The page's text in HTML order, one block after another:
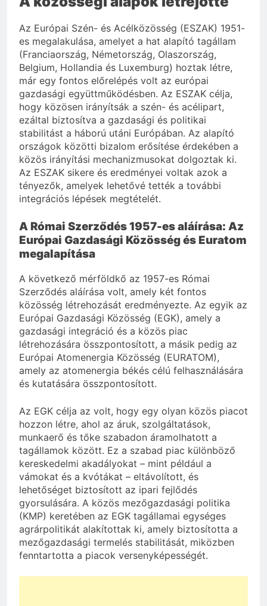
Az Európai Szén- és Acélközösség (ESZAK) 1951-
es megalakulása, amelyet a hat alapító tagállam
(Franciaország, Németország, Olaszország,
Belgium, Hollandia és Luxemburg) hoztak létre,
már egy fontos előrelépés volt az európai
gazdasági együttműködésben. Az ESZAK célja,
hogy közösen irányítsák a szén- és acélipart,
ezáltal biztosítva a gazdasági és politikai
stabilitást a háború utáni Európában. Az alapító
országok közötti bizalom erősítése érdekében a
közös irányítási mechanizmusokat dolgoztak ki.
Az ESZAK sikere és eredményei voltak azok a
tényezők, amelyek lehetővé tették a további
integrációs lépések megtételét.
A Római Szerződés 1957-es aláírása: Az
Európai Gazdasági Közösség és Euratom
megalapítása
A következő mérföldkő az 1957-es Római
Szerződés aláírása volt, amely két fontos
közösség létrehozását eredményezte. Az egyik az
Európai Gazdasági Közösség (EGK), amely a
gazdasági integráció és a közös piac
létrehozására összpontosított, a másik pedig az
Európai Atomenergia Közösség (EURATOM),
amely az atomenergia békés célú felhasználására
és kutatására összpontosított.
Az EGK célja az volt, hogy egy olyan közös piacot
hozzon létre, ahol az áruk, szolgáltatások,
munkaerő és tőke szabadon áramolhatott a
tagállamok között. Ez a szabad piac különböző
kereskedelmi akadályokat – mint például a
vámokat és a kvótákat – eltávolított, és
lehetőséget biztosított az ipari fejlődés
gyorsulására. A közös mezőgazdasági politika
(KMP) keretében az EGK tagállamai egységes
agrárpolitikát alakítottak ki, amely biztosította a
mezőgazdasági termelés stabilitását, miközben
fenntartotta a piacok versenyképességét.